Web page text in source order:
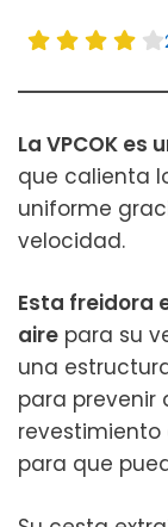
La VPCOK
que calienta
uniforme
velocidad.
Esta freidora
aire para su
una
para prevenir
revestimiento
para que